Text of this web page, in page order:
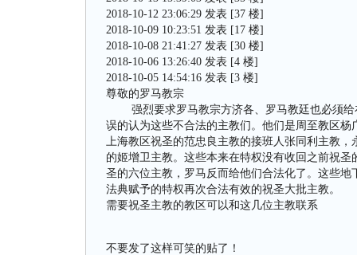
2018-10-12 23:06:29 发表 [37 楼]
2018-10-09 10:23:51 发表 [17 楼]
2018-10-08 21:41:27 发表 [30 楼]
2018-10-06 13:26:40 发表 [4 楼]
2018-10-05 14:54:16 发表 [3 楼]
尊敬的罗马教宗
强烈要求罗马教宗方济各、罗马教廷也必须给
误的认为这些不合法的主教们。他们是周至教区杨
上海教区祝圣的范忠良主教的接班人张同利主教
的姬增卫主教。这些本来在特权没有收回之前祝
圣的六位主教，罗马反而给他们合法化了。这些
法典赋予的特权再次合法有效的祝圣大批主教。
需要祝圣主教的教区可以和这几位主教联系
不要发了这样可笑的贴了！